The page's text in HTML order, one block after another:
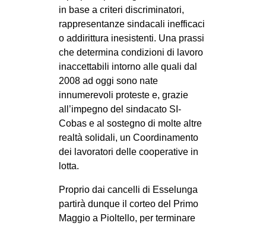
in
Fb
tw
bsky
ms
SEARCH
in base a criteri discriminatori,
rappresentanze sindacali inefficaci
o addirittura inesistenti. Una prassi
che determina condizioni di lavoro
inaccettabili intorno alle quali dal
2008 ad oggi sono nate
innumerevoli proteste e, grazie
all’impegno del sindacato SI-
Cobas e al sostegno di molte altre
realtà solidali, un Coordinamento
dei lavoratori delle cooperative in
lotta.
Proprio dai cancelli di Esselunga
partirà dunque il corteo del Primo
Maggio a Pioltello, per terminare